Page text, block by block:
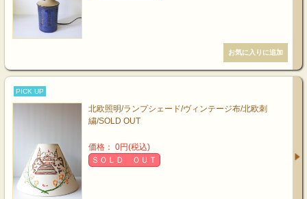
PICK UP
北欧照明/ランプシェード/ヴィンテージ布/北欧刺
繍/SOLD OUT
価格： 0円(税込)
ＳＯＬＤ ＯＵＴ